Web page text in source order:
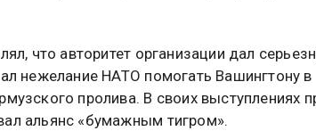
что авторитет организации дал
нежелание НАТО помогать Вашингтону в
пролива. В своих выступлениях
альянс «бумажным тигром».